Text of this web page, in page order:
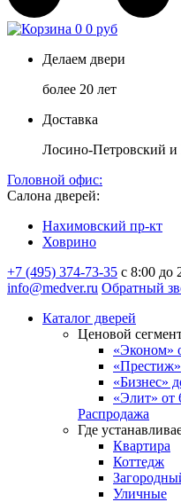
0 0 руб
Делаем двери
более 20 лет
Доставка
Лосино-Петровский
Головной офис:
Салона дверей:
Нахимовский пр-кт
Ховрино
+7 (495) 374-73-35 с 8:00 до
info@medver.ru Обратный
Каталог дверей
Ценовой
«Эконом»
«Престиж»
«Бизнес»
«Элит» от
Распродажа
Где
Квартира
Коттедж
Уличные